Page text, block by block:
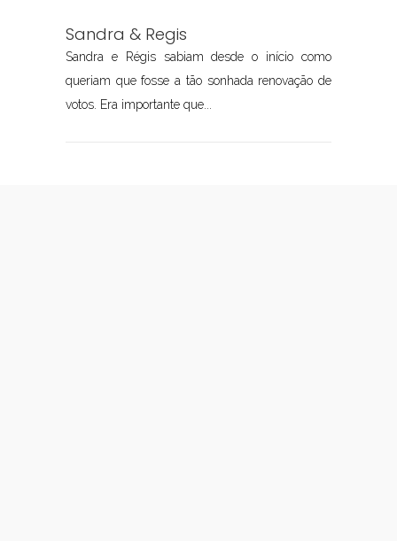
Sandra & Regis
Sandra e Régis sabiam desde o início como
queriam que fosse a tão sonhada renovação de
votos. Era importante que...